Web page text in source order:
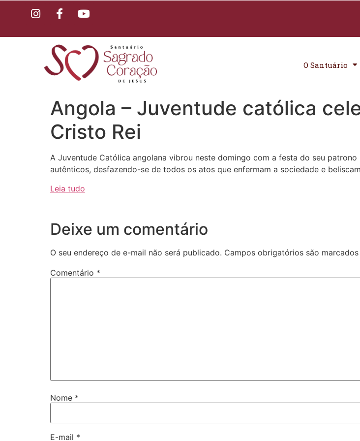
O Santuário
Angola – Juventude católica
Cristo Rei
A Juventude Católica angolana vibrou neste domingo com a festa do seu
autênticos, desfazendo-se de todos os atos que enfermam a sociedade e
Leia tudo
Deixe um comentário
O seu endereço de e-mail não será publicado. Campos obrigatórios são
Comentário *
Nome *
E-mail *